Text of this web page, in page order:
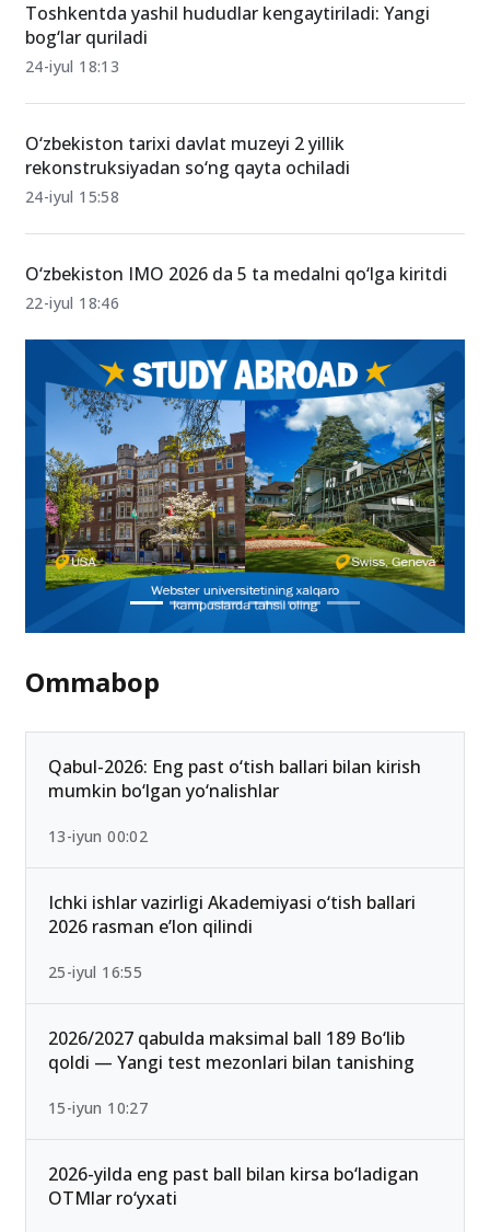
Toshkentda yashil hududlar kengaytiriladi: Yangi
bog‘lar quriladi
24-iyul 18:13
O‘zbekiston tarixi davlat muzeyi 2 yillik
rekonstruksiyadan so‘ng qayta ochiladi
24-iyul 15:58
O‘zbekiston IMO 2026 da 5 ta medalni qo‘lga kiritdi
22-iyul 18:46
Ommabop
Qabul-2026: Eng past o‘tish ballari bilan kirish
mumkin bo‘lgan yo‘nalishlar
13-iyun 00:02
Ichki ishlar vazirligi Akademiyasi o‘tish ballari
2026 rasman e’lon qilindi
25-iyul 16:55
2026/2027 qabulda maksimal ball 189 Bo‘lib
qoldi — Yangi test mezonlari bilan tanishing
15-iyun 10:27
2026-yilda eng past ball bilan kirsa bo‘ladigan
OTMlar ro‘yxati